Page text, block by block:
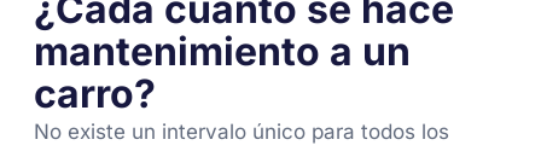
mantenimiento a un
carro?
No existe un intervalo único para todos los